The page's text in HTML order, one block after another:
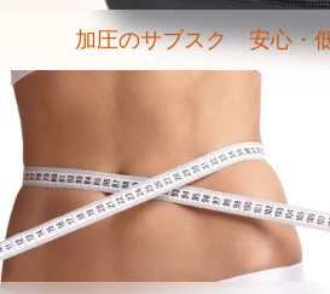
加圧のサブスク 安心・